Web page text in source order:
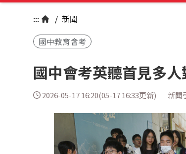
::: / 新聞
國中教育會考
國中會考英聽首見多人
2026-05-17 16:20(05-17 16:33更新) 新聞